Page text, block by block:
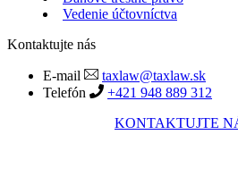
Vedenie účtovníctva
Kontaktujte nás
E-mail
taxlaw@taxlaw.sk
Telefón
+421 948 889 312
KONTAKTUJTE